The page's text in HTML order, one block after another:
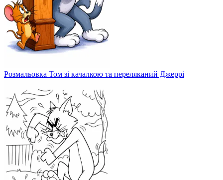
Розмальовка Том зі качалкою та переляканий Джеррі